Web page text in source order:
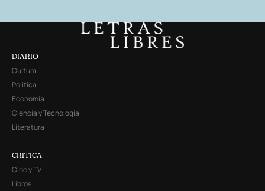
DIARIO
Cultura
Política
Economía
Ciencia y Tecnología
Literatura
CRITICA
Cine y TV
Libros